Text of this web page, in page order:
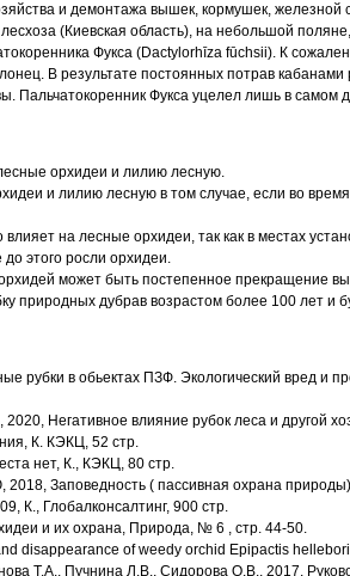
и демонтажа вышек, кормушек, железной
(Киевская область), на небольшой
Фукса (Dactylorhīza fūchsii). К
В результате постоянных потрав
Пальчатокоренник Фукса уцелел лишь в самом
орхидеи и лилию лесную.
и лилию лесную в том случае, если во
на лесные орхидеи, так как в местах
этого росли орхидеи.
может быть постепенное прекращение
природных дубрав возрастом более 100 лет и
рубки в обьектах ПЗФ. Экологический вред и
Негативное влияние рубок леса и другой
К. КЭКЦ, 52 стр.
нет, К., КЭКЦ, 80 стр.
Заповедность ( пассивная охрана
К., Глобалконсалтинг, 900 стр.
и их охрана, Природа, № 6 , стр. 44-50.
disappearance of weedy orchid Epipactis
Т.А., Пучнина Л.В., Сидорова О.В., 2017,